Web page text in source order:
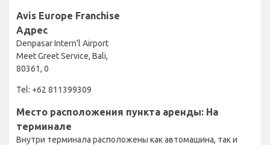
Avis Europe Franchise
Адрес
Denpasar Intern'l Airport
Meet Greet Service, Bali,
80361, 0
Tel: +62 811399309
Место расположения пункта аренды: На
терминале
Внутри терминала расположены как автомашина, так и